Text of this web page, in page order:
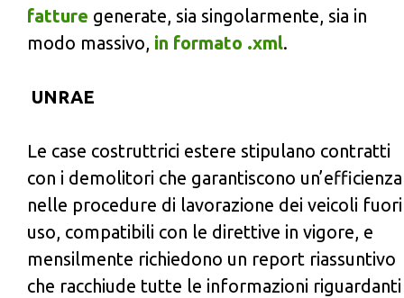
fatture generate, sia singolarmente, sia in
modo massivo, in formato .xml.
UNRAE
Le case costruttrici estere stipulano contratti
con i demolitori che garantiscono un’efficienza
nelle procedure di lavorazione dei veicoli fuori
uso, compatibili con le direttive in vigore, e
mensilmente richiedono un report riassuntivo
che racchiude tutte le informazioni riguardanti